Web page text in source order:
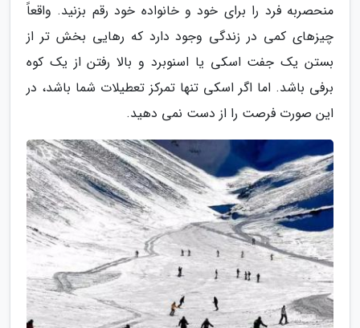
منحصربه فرد را برای خود و خانواده خود رقم بزنید. واقعاً
چیزهای کمی در زندگی وجود دارد که رهایی بخش تر از
بستن یک جفت اسکی یا اسنوبرد و بالا رفتن از یک کوه
برفی باشد. اما اگر اسکی تنها تمرکز تعطیلات شما باشد، در
این صورت فرصت را از دست نمی دهید.